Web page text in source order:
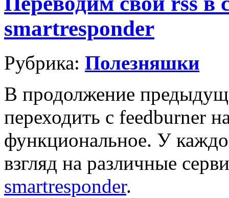
smartresponder
Рубрика: Полезняшки
В продолжение
переходить с feedburner
функциональное. У
взгляд на различные
smartresponder.